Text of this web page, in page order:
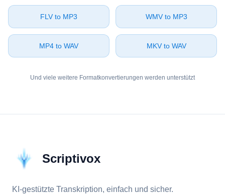
⁦FLV⁩ to ⁦MP3⁩ ⁦WMV⁩ to ⁦MP3⁩
⁦MP4⁩ to ⁦WAV⁩ ⁦MKV⁩ to ⁦WAV⁩
Und viele weitere Formatkonvertierungen werden unterstützt
Scriptivox
KI-gestützte Transkription, einfach und sicher.